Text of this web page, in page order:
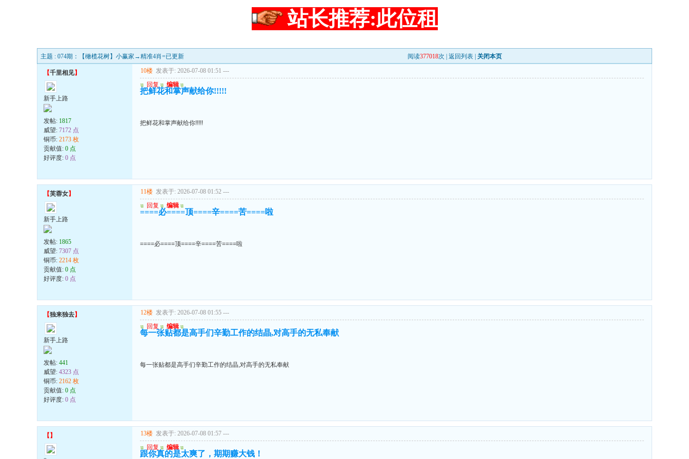
站长推荐:此位租
主题 : 074期：【橄榄花树】小赢家→精准4肖=已更新 阅读377018次 | 返回列表 关闭本页
【千里相见】
新手上路
发帖: 1817
威望: 7172 点
铜币: 2173 枚
贡献值: 0 点
好评度: 0 点
10楼 发表于: 2026-07-08 01:51 ---
u 回复 u 编辑 u
把鲜花和掌声献给你!!!!!
把鲜花和掌声献给你!!!!!
【芙蓉女】
新手上路
发帖: 1865
威望: 7307 点
铜币: 2214 枚
贡献值: 0 点
好评度: 0 点
11楼 发表于: 2026-07-08 01:52 ---
u 回复 u 编辑 u
====必====顶====辛====苦====啦
====必====顶====辛====苦====啦
【独来独去】
新手上路
发帖: 441
威望: 4323 点
铜币: 2162 枚
贡献值: 0 点
好评度: 0 点
12楼 发表于: 2026-07-08 01:55 ---
u 回复 u 编辑 u
每一张贴都是高手们辛勤工作的结晶,对高手的无私奉献
每一张贴都是高手们辛勤工作的结晶,对高手的无私奉献
【 】 13楼 发表于: 2026-07-08 01:57 ---
u 回复 u 编辑 u
跟你真的是太爽了，期期赚大钱！